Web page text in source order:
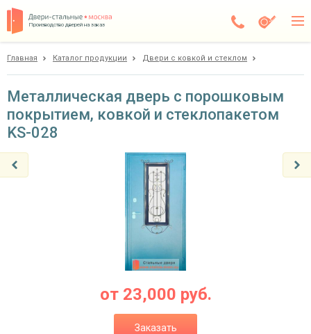
Производство дверей на заказ
Доставка
Балашиха
Главная Каталог продукции Двери с ковкой и стеклом
Металлическая дверь с порошковым
покрытием, ковкой и стеклопакетом
KS-028
от 23,000 руб.
Заказать